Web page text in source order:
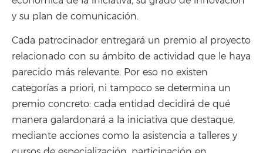
y su plan de comunicación.
Cada patrocinador entregará un premio al proyecto
relacionado con su ámbito de actividad que le haya
parecido más relevante. Por eso no existen
categorías a priori, ni tampoco se determina un
premio concreto: cada entidad decidirá de qué
manera galardonará a la iniciativa que destaque,
mediante acciones como la asistencia a talleres y